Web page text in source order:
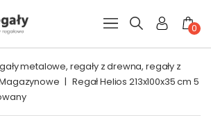
0
metalowe, regały z drewna, regały z
| Regał Helios 213x100x35 cm 5